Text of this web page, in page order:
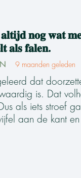
𝐧𝐨𝐠 𝐰𝐚𝐭
𝐚𝐥𝐬 𝐟𝐚𝐥𝐞𝐧.
9 maanden geleden
dat
is. Dat
als iets stroef
aan de kant en